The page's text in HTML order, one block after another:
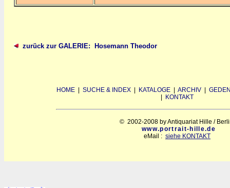
zurück zur GALERIE: Hosemann Theodor
HOME SUCHE & INDEX KATALOGE ARCHIV
KONTAKT
© 2002-2008 by Antiquariat Hille /
www.portrait-hille.de
eMail : siehe KONTAKT